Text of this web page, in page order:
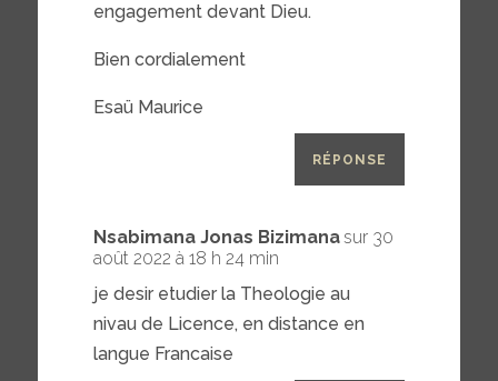
engagement devant Dieu.
Bien cordialement
Esaü Maurice
RÉPONSE
Nsabimana Jonas Bizimanasur 30
août 2022 à 18 h 24 min
je desir etudier la Theologie au
nivau de Licence, en distance en
langue Francaise